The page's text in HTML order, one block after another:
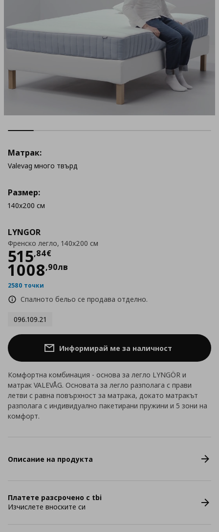
LYNGOR
Френско легло, 140x200 см
515,84€
Цена
1008,90лв
2580 точки
Спалното бельо се продава отделно.
096.109.21
Матрак:
Valevag много твърд
Размер:
140x200 см
Информирай ме за наличност
Комфортна комбинация - основа за легло LYNGÖR и
матрак VALEVÅG. Основата за легло разполага с прави
летви с равна повърхност за матрака, докато матракът
разполага с индивидуално пакетирани пружини и 5 зони на
комфорт.
Описание на продукта
Платете разсрочено с tbi
Изчислете вноските си